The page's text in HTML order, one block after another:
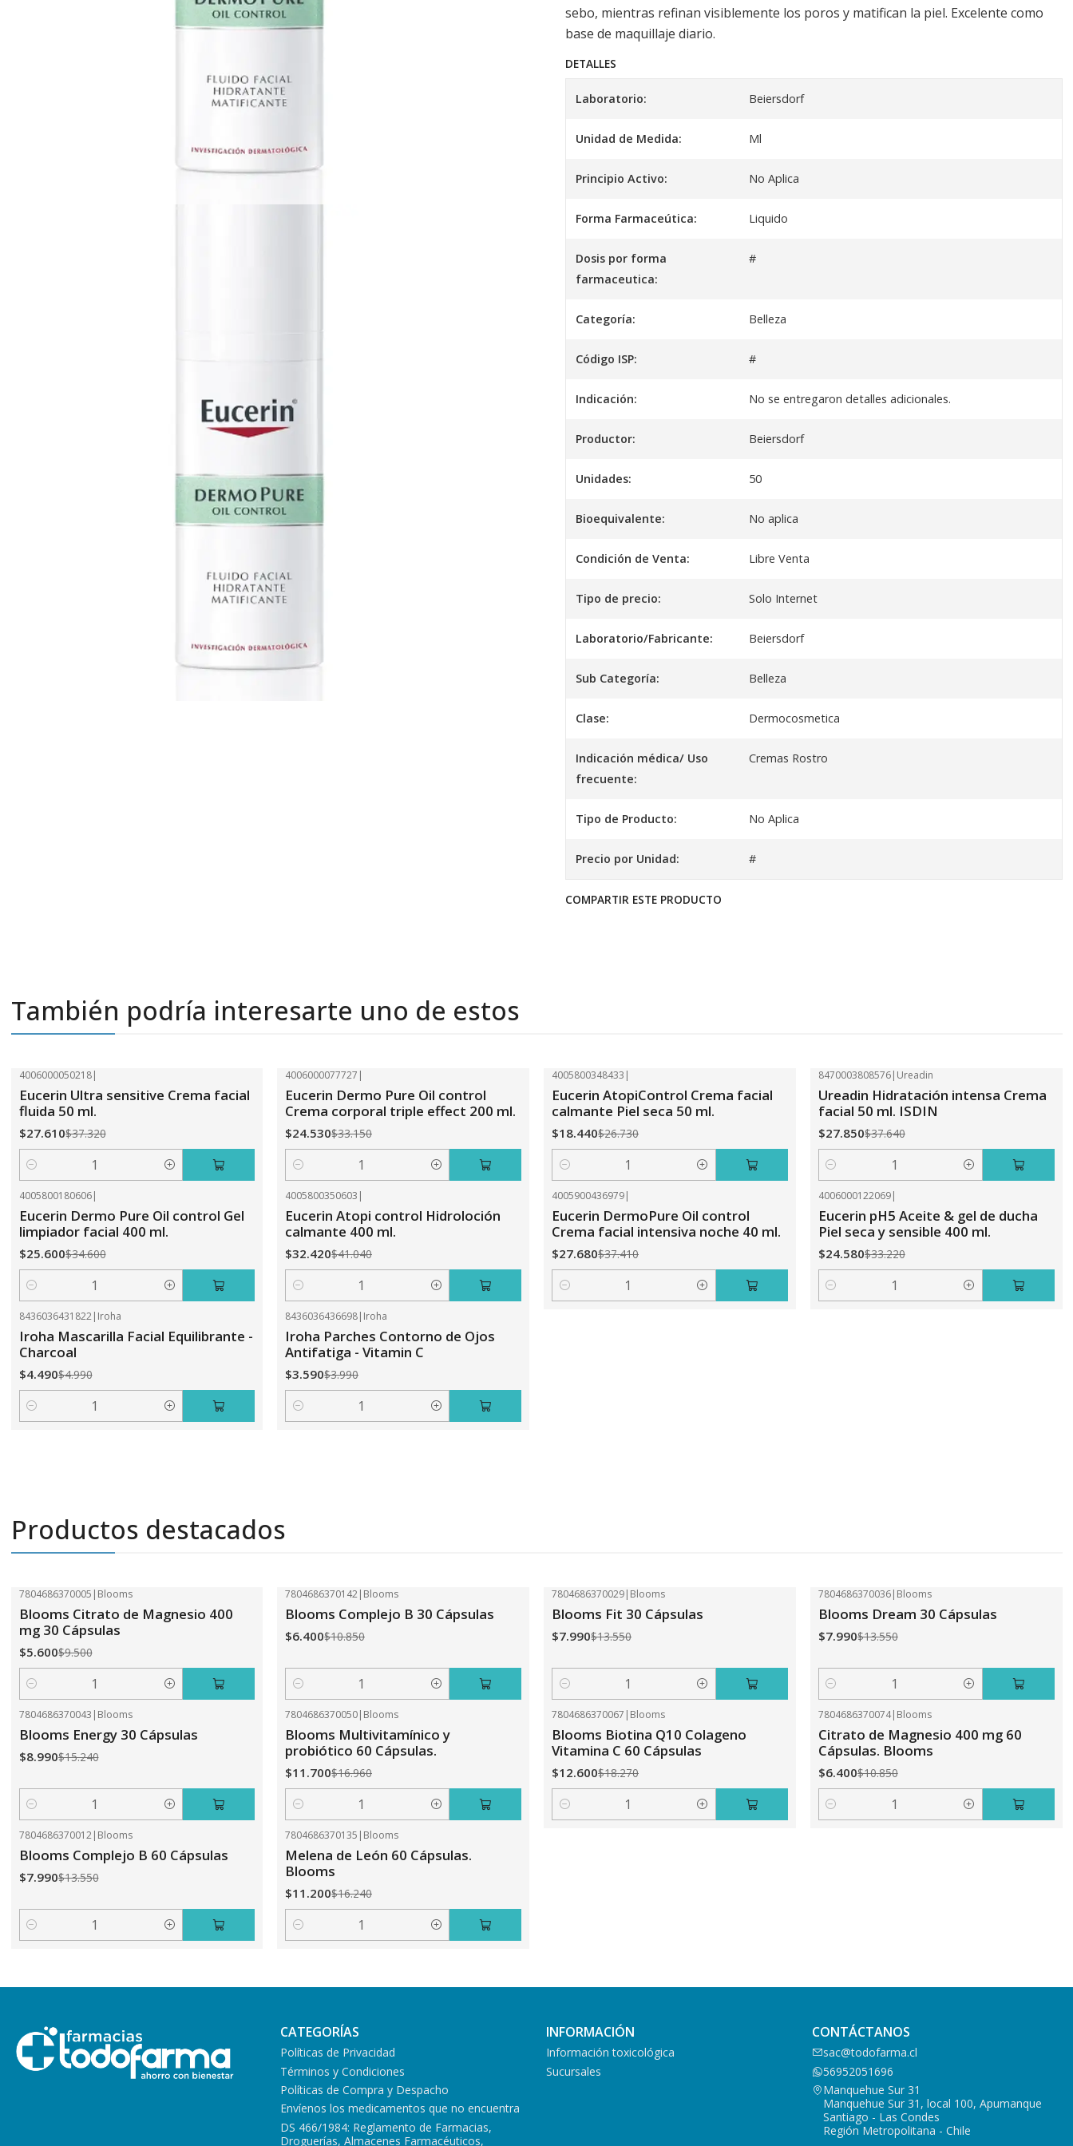
sebo, mientras refinan visiblemente los poros y matifican la piel. Excelente como
base de maquillaje diario.
DETALLES
Laboratorio: Beiersdorf
Unidad de Medida: Ml
Principio Activo: No Aplica
Forma Farmaceútica: Liquido
Dosis por forma
farmaceutica:
#
Categoría: Belleza
Código ISP: #
Indicación: No se entregaron detalles adicionales.
Productor: Beiersdorf
Unidades: 50
Bioequivalente: No aplica
Condición de Venta: Libre Venta
Tipo de precio: Solo Internet
Laboratorio/Fabricante: Beiersdorf
Sub Categoría: Belleza
Clase: Dermocosmetica
Indicación médica/ Uso
frecuente:
Cremas Rostro
Tipo de Producto: No Aplica
Precio por Unidad: #
COMPARTIR ESTE PRODUCTO
También podría interesarte uno de estos
4006000050218|
Eucerin Ultra sensitive Crema facial
fluida 50 ml.
$27.610$37.320
Cantidad
4006000077727 |
Eucerin Dermo Pure Oil control
Crema corporal triple effect 200 ml.
$24.530$33.150
Cantidad
4005800348433 |
Eucerin AtopiControl Crema facial
calmante Piel seca 50 ml.
$18.440$26.730
Cantidad
8470003808576| Ureadin
Ureadin Hidratación intensa Crema
facial 50 ml. ISDIN
$27.850$37.640
Cantidad
4005800180606|
Eucerin Dermo Pure Oil control Gel
limpiador facial 400 ml.
$25.600$34.600
Cantidad
4005800350603 |
Eucerin Atopi control Hidroloción
calmante 400 ml.
$32.420$41.040
Cantidad
4005900436979|
Eucerin DermoPure Oil control
Crema facial intensiva noche 40 ml.
$27.680$37.410
Cantidad
4006000122069|
Eucerin pH5 Aceite & gel de ducha
Piel seca y sensible 400 ml.
$24.580$33.220
Cantidad
8436036431822| Iroha
Iroha Mascarilla Facial Equilibrante -
Charcoal
$4.490$4.990
Cantidad
8436036436698| Iroha
Iroha Parches Contorno de Ojos
Antifatiga - Vitamin C
$3.590$3.990
Cantidad
Productos destacados
7804686370005 | Blooms
Blooms Citrato de Magnesio 400
mg 30 Cápsulas
$5.600$9.500
Cantidad
7804686370142| Blooms
Blooms Complejo B 30 Cápsulas
$6.400$10.850
Cantidad
7804686370029| Blooms
Blooms Fit 30 Cápsulas
$7.990$13.550
Cantidad
7804686370036| Blooms
Blooms Dream 30 Cápsulas
$7.990$13.550
Cantidad
7804686370043 | Blooms
Blooms Energy 30 Cápsulas
$8.990$15.240
Cantidad
7804686370050| Blooms
Blooms Multivitamínico y
probiótico 60 Cápsulas.
$11.700$16.960
Cantidad
7804686370067 | Blooms
Blooms Biotina Q10 Colageno
Vitamina C 60 Cápsulas
$12.600$18.270
Cantidad
7804686370074| Blooms
Citrato de Magnesio 400 mg 60
Cápsulas. Blooms
$6.400$10.850
Cantidad
7804686370012| Blooms
Blooms Complejo B 60 Cápsulas
$7.990$13.550
Cantidad
7804686370135 | Blooms
Melena de León 60 Cápsulas.
Blooms
$11.200$16.240
Cantidad
CATEGORÍAS
Políticas de Privacidad
Términos y Condiciones
Políticas de Compra y Despacho
Envíenos los medicamentos que no encuentra
DS 466/1984: Reglamento de Farmacias,
Droguerías, Almacenes Farmacéuticos,
INFORMACIÓN
Información toxicológica
Sucursales
CONTÁCTANOS
sac@todofarma.cl
56952051696
Manquehue Sur 31
Manquehue Sur 31, local 100, Apumanque
Santiago - Las Condes
Región Metropolitana - Chile